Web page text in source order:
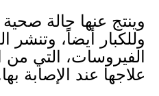
وينتج عنها حالة
وللكبار أيضاً، وتنشر
الفيروسات، التي
علاجها عند الإصابة